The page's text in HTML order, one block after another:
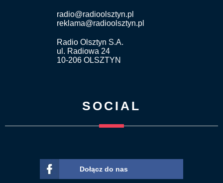
radio@radioolsztyn.pl
reklama@radioolsztyn.pl
Radio Olsztyn S.A.
ul. Radiowa 24
10-206 OLSZTYN
SOCIAL
Dołącz do nas